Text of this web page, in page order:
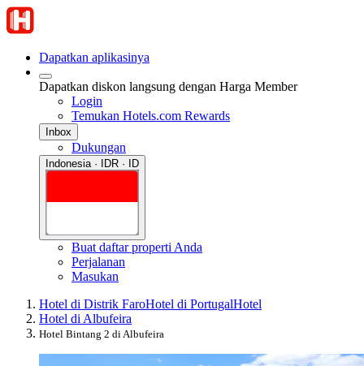
Dapatkan aplikasinya
Dapatkan diskon langsung dengan Harga Member
Login
Temukan Hotels.com Rewards
Inbox
Dukungan
Indonesia · IDR · ID
Buat daftar properti Anda
Perjalanan
Masukan
Hotel di Distrik FaroHotel di PortugalHotel
Hotel di Albufeira
Hotel Bintang 2 di Albufeira